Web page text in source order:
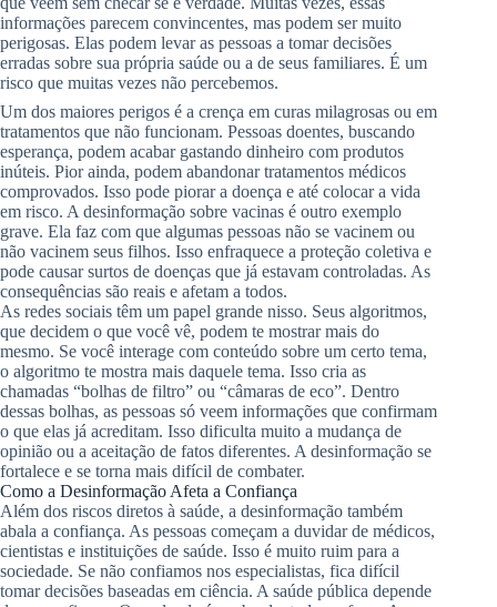
informações parecem convincentes, mas podem ser muito
perigosas. Elas podem levar as pessoas a tomar decisões
erradas sobre sua própria saúde ou a de seus familiares. É um
risco que muitas vezes não percebemos.
Um dos maiores perigos é a crença em curas milagrosas ou em
tratamentos que não funcionam. Pessoas doentes, buscando
esperança, podem acabar gastando dinheiro com produtos
inúteis. Pior ainda, podem abandonar tratamentos médicos
comprovados. Isso pode piorar a doença e até colocar a vida
em risco. A desinformação sobre vacinas é outro exemplo
grave. Ela faz com que algumas pessoas não se vacinem ou
não vacinem seus filhos. Isso enfraquece a proteção coletiva e
pode causar surtos de doenças que já estavam controladas. As
consequências são reais e afetam a todos.
As redes sociais têm um papel grande nisso. Seus algoritmos,
que decidem o que você vê, podem te mostrar mais do
mesmo. Se você interage com conteúdo sobre um certo tema,
o algoritmo te mostra mais daquele tema. Isso cria as
chamadas “bolhas de filtro” ou “câmaras de eco”. Dentro
dessas bolhas, as pessoas só veem informações que confirmam
o que elas já acreditam. Isso dificulta muito a mudança de
opinião ou a aceitação de fatos diferentes. A desinformação se
fortalece e se torna mais difícil de combater.
Como a Desinformação Afeta a Confiança
Além dos riscos diretos à saúde, a desinformação também
abala a confiança. As pessoas começam a duvidar de médicos,
cientistas e instituições de saúde. Isso é muito ruim para a
sociedade. Se não confiamos nos especialistas, fica difícil
tomar decisões baseadas em ciência. A saúde pública depende